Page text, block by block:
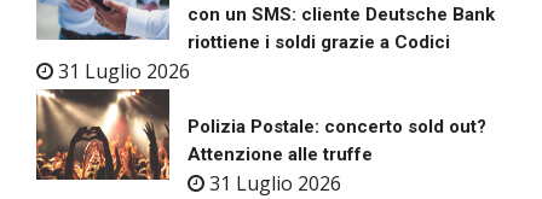
con un SMS: cliente Deutsche Bank
riottiene i soldi grazie a Codici
31 Luglio 2026
Polizia Postale: concerto sold out?
Attenzione alle truffe
31 Luglio 2026